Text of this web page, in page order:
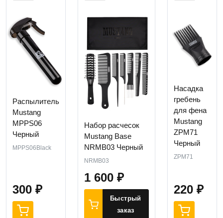
Распылитель
Mustang
MPPS06
Черный
MPPS06Black
300 ₽
Набор расчесок
Mustang Base
NRMB03 Черный
NRMB03
1 600 ₽
Быстрый
заказ
Насадка
гребень
для фена
Mustang
ZPM71
Черный
ZPM71
220 ₽